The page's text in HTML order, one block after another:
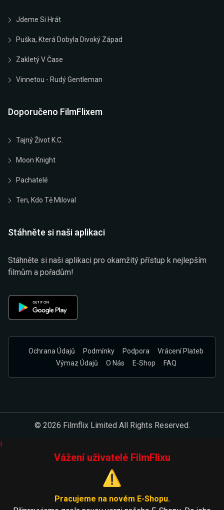
Jdeme Si Hrát
Puška, Která Dobyla Divoký Západ
Zakletý V Čase
Vinnetou - Rudý Gentleman
Doporučeno FilmFlixem
Tajný Život K.C.
Moon Knight
Pachatelé
Ten, Kdo Tě Miloval
Stáhněte si naši aplikaci
Stáhněte si naši aplikaci pro okamžitý přístup k nejlepším
filmům a pořadům!
Ochrana Údajů Podmínky Podpora
Vrácení Plateb
Výmaz Údajů
O Nás E-Shop FAQ
© 2026 Filmflix Limited All Rights Reserved.
i
Vážení uživatelé FilmFlixu
⚠️
Pracujeme na novém E-Shopu.